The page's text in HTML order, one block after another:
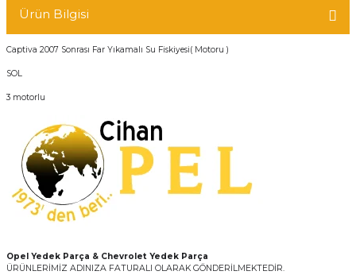
Ürün Bilgisi
Captiva 2007 Sonrası Far Yıkamalı Su Fiskiyesi( Motoru )
SOL
3 motorlu
Opel Yedek Parça & Chevrolet Yedek Parça
ÜRÜNLERİMİZ ADINIZA FATURALI OLARAK GÖNDERİLMEKTEDİR.